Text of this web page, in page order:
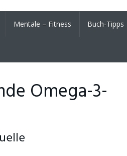
Mentale – Fitness Buch-Tipps
Omega-3-